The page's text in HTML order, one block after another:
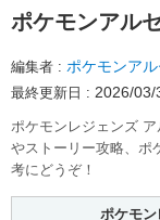
ポケモンアル
編集者 ポケモンア
最終更新日 2026/03/
ポケモンレジェンズ
やストーリー攻略、ポ
考にどうぞ！
ポケモ